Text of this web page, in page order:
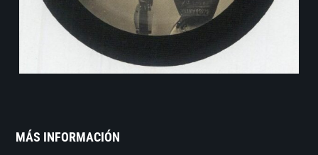
MÁS INFORMACIÓN